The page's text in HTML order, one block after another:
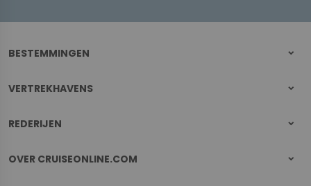
BESTEMMINGEN
VERTREKHAVENS
REDERIJEN
OVER CRUISEONLINE.COM